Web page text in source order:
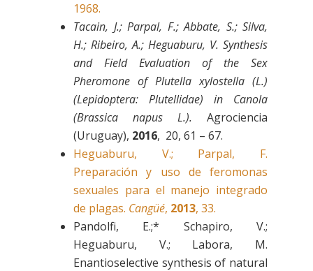
1968.
Tacain, J.; Parpal, F.; Abbate, S.; Silva,
H.; Ribeiro, A.; Heguaburu, V. Synthesis
and Field Evaluation of the Sex
Pheromone of Plutella xylostella (L.)
(Lepidoptera: Plutellidae) in Canola
(Brassica napus L.). Agrociencia
(Uruguay), 2016, 20, 61 – 67.
Heguaburu, V.; Parpal, F.
Preparación y uso de feromonas
sexuales para el manejo integrado
de plagas. Cangüé, 2013, 33.
Pandolfi, E.;* Schapiro, V.;
Heguaburu, V.; Labora, M.
Enantioselective synthesis of natural